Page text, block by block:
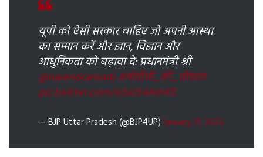
यूपी को ऐसी सरकार चाहिए जो अपनी आस्था
का सम्मान करें और ज्ञान, विज्ञान और
आधुनिकता को बढ़ावा दे: प्रधानमंत्री श्री
@narendramodi #मोदीजी_की_चौपाल
pic.twitter.com/o5st54AmKE
— BJP Uttar Pradesh (@BJP4UP) January 31, 2022